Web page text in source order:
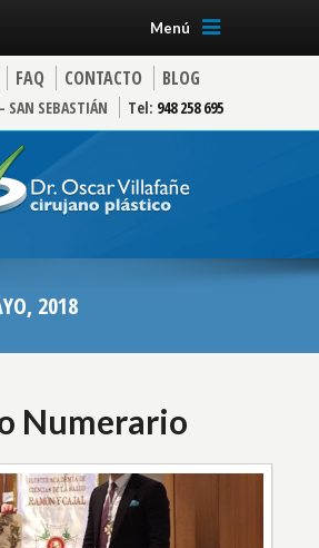
Menú
FAQ CONTACTO BLOG
SAN SEBASTIÁN Tel: 948 258 695
2018
Numerario